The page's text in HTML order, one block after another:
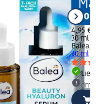
4,95 €
30 ml
Balea
30 ml
dm